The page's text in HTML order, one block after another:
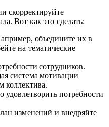
скорректируйте
Вот как это сделать:
объедините их в
на тематические
сотрудников.
система мотивации
коллектива.
удовлетворить потребности
изменений и внедряйте